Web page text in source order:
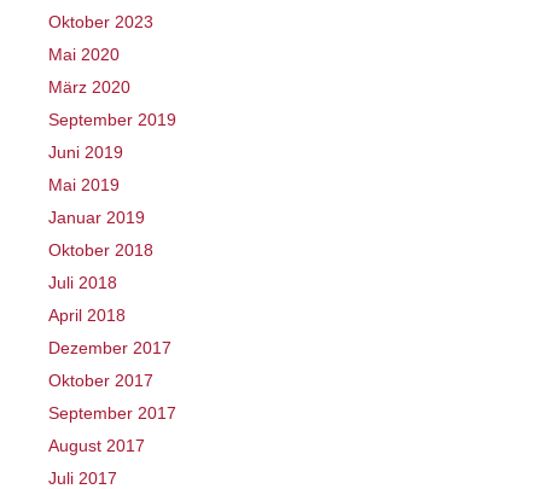
Oktober 2023
Mai 2020
März 2020
September 2019
Juni 2019
Mai 2019
Januar 2019
Oktober 2018
Juli 2018
April 2018
Dezember 2017
Oktober 2017
September 2017
August 2017
Juli 2017